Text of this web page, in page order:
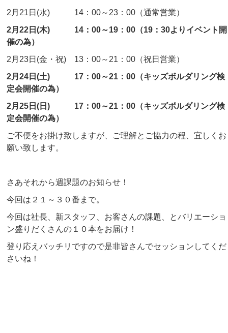
2月21日(水) 14：00～23：00（通常営業）
2月22日(木) 14：00～19：00（19：30よりイベント開
催の為）
2月23日(金・祝) 13：00～21：00（祝日営業）
2月24日(土) 17：00～21：00（キッズボルダリング検
定会開催の為）
2月25日(日) 17：00～21：00（キッズボルダリング検
定会開催の為）
ご不便をお掛け致しますが、ご理解とご協力の程、宜しくお
願い致します。
さあそれから週課題のお知らせ！
今回は２１～３０番まで。
今回は社長、新スタッフ、お客さんの課題、とバリエーショ
ン盛りだくさんの１０本をお届け！
登り応えバッチリですので是非皆さんでセッションしてくだ
さいね！